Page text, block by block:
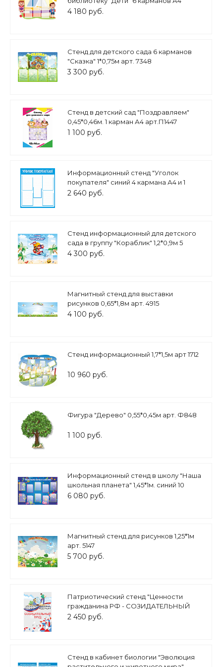
1,2*0,78м арт.БИБ670
4 180 руб.
Стенд для детского сада 6 карманов
"Сказка" 1*0,75м арт. 7348
3 300 руб.
Стенд в детский сад "Поздравляем"
0,45*0,46м. 1 карман А4 арт.П1447
1 100 руб.
Информационный стенд "Уголок
покупателя" синий 4 кармана А4 и 1
карман А5 0,7*0,85м арт.ПОТР742
2 640 руб.
Стенд информационный для детского
сада в группу "Кораблик" 1,2*0,9м 5
карманов А4 арт. ДС1000
4 300 руб.
Магнитный стенд для выставки
рисунков 0,65*1,8м арт. 4915
4 100 руб.
Стенд информационный 1,7*1,5м арт 1712
10 960 руб.
Фигура "Дерево" 0,55*0,45м арт. Ф848
1 100 руб.
Информационный стенд в школу "Наша
школьная планета" 1,45*1м. синий 10
карманов А4 арт.И1068
6 080 руб.
Магнитный стенд для рисунков 1,25*1м
арт. 5147
5 700 руб.
Патриотический стенд "Ценности
гражданина РФ - СОЗИДАТЕЛЬНЫЙ
ТРУД" 0,7х1м арт. 2450_11
2 450 руб.
Стенд в кабинет биологии "Эволюция